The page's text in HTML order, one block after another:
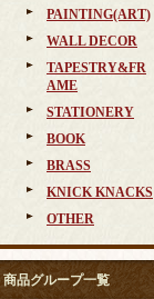
PAINTING(ART)
WALL DECOR
TAPESTRY&FR
AME
STATIONERY
BOOK
BRASS
KNICK KNACKS
OTHER
商品グループ一覧